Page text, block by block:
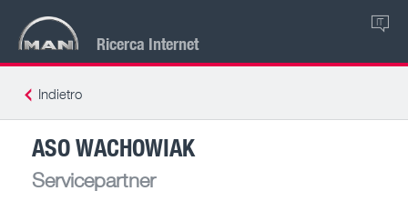
Ricerca Internet
IT
Indietro
ASO WACHOWIAK
Servicepartner